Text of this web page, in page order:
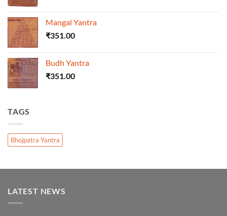
Mangal Yantra
₹351.00
Budh Yantra
₹351.00
TAGS
Bhojpatra Yantra
LATEST NEWS